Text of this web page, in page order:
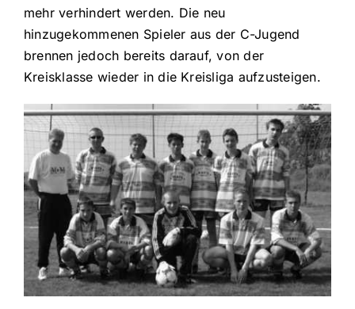
mehr verhindert werden. Die neu
hinzugekommenen Spieler aus der C-Jugend
brennen jedoch bereits darauf, von der
Kreisklasse wieder in die Kreisliga aufzusteigen.